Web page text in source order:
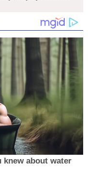
knew about water